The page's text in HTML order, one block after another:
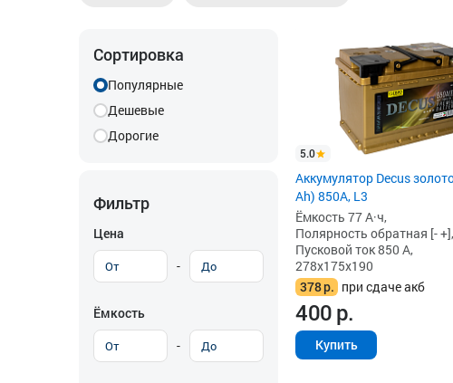
Сортировка
Популярные
Дешевые
Дорогие
Фильтр
Цена
-
Ёмкость
-
5.0
Аккумулятор Decus
Ah) 850А, L3
Ёмкость 77 А·ч,
Полярность обратная [- +],
Пусковой ток 850 А,
278x175x190
378р. при сдаче акб
400р.
Купить